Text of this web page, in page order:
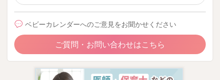
ベビーカレンダーへのご意見をお聞かせください
ご質問・お問い合わせはこちら